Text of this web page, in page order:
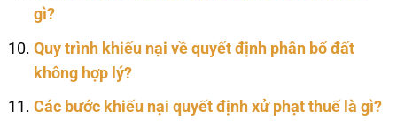
gì?
Quy trình khiếu nại về quyết định phân bổ đất
không hợp lý?
Các bước khiếu nại quyết định xử phạt thuế là gì?